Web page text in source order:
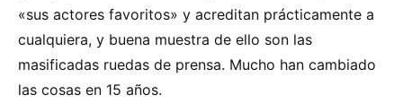
«sus actores favoritos» y acreditan prácticamente a
cualquiera, y buena muestra de ello son las
masificadas ruedas de prensa. Mucho han cambiado
las cosas en 15 años.